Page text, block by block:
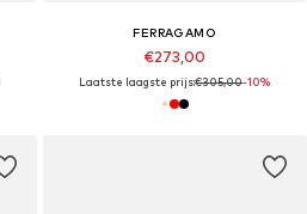
FERRAGAMO
€273,00
Laatste laagste prijs:€305,00-10%